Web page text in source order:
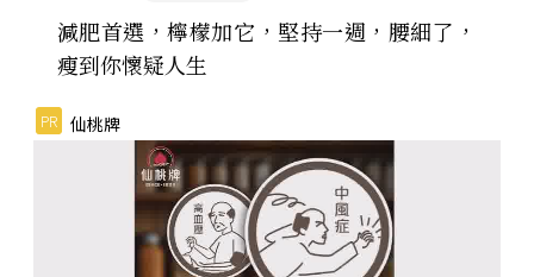
減肥首選，檸檬加它，堅持一週，腰細了，
瘦到你懷疑人生
PR 仙桃牌